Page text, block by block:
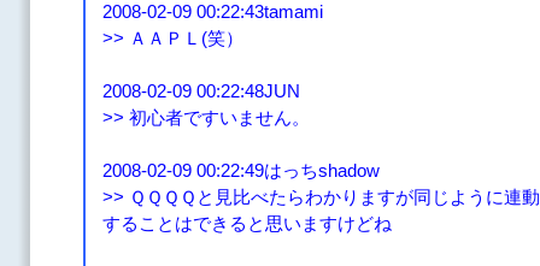
2008-02-09 00:22:43tamami
>> ＡＡＰＬ(笑）
2008-02-09 00:22:48JUN
>> 初心者ですいません。
2008-02-09 00:22:49はっちshadow
>> ＱＱＱＱと見比べたらわかりますが同じように連
することはできると思いますけどね